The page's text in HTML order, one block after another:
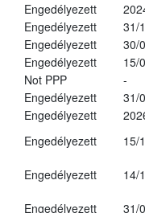
Engedélyezett
Engedélyezett
31/
Engedélyezett
30/
Engedélyezett
15/
Not PPP
-
Engedélyezett
31/
Engedélyezett
Engedélyezett
15/
Engedélyezett
14/
Engedélyezett
31/